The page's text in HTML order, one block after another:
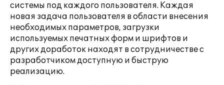
системы под каждого пользователя. Каждая
новая задача пользователя в области внесения
необходимых параметров, загрузки
используемых печатных форм и шрифтов и
других доработок находят в сотрудничестве с
разработчиком доступную и быструю
реализацию.